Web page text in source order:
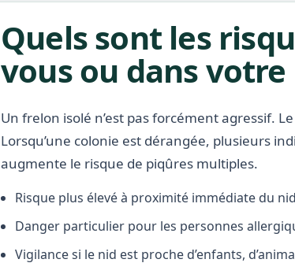
Quels sont les
vous ou dans votre
Un frelon isolé n’est pas forcément agressif.
Lorsqu’une colonie est dérangée, plusieurs
augmente le risque de piqûres multiples.
Risque plus élevé à proximité immédiate du nid
Danger particulier pour les personnes
Vigilance si le nid est proche d’enfants,